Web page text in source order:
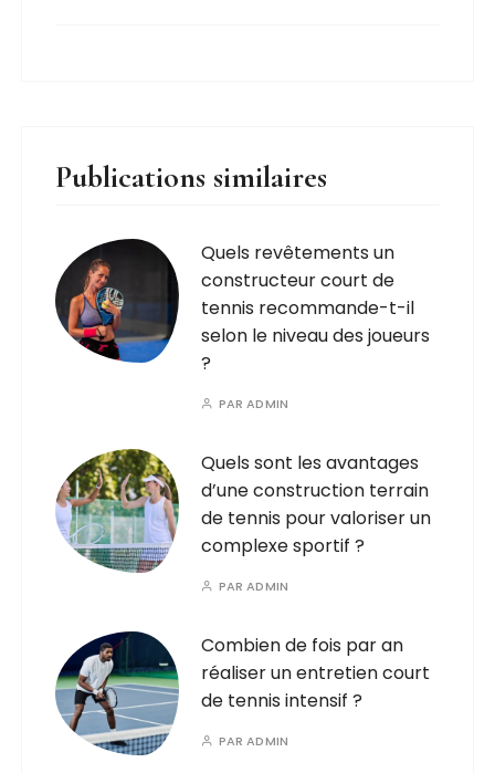
Publications similaires
Quels revêtements un
constructeur court de
tennis recommande-t-il
selon le niveau des joueurs
?
PARADMIN
Quels sont les avantages
d’une construction terrain
de tennis pour valoriser un
complexe sportif ?
PARADMIN
Combien de fois par an
réaliser un entretien court
de tennis intensif ?
PARADMIN